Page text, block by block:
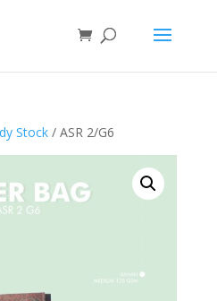
Stock/ ASR 2/G6